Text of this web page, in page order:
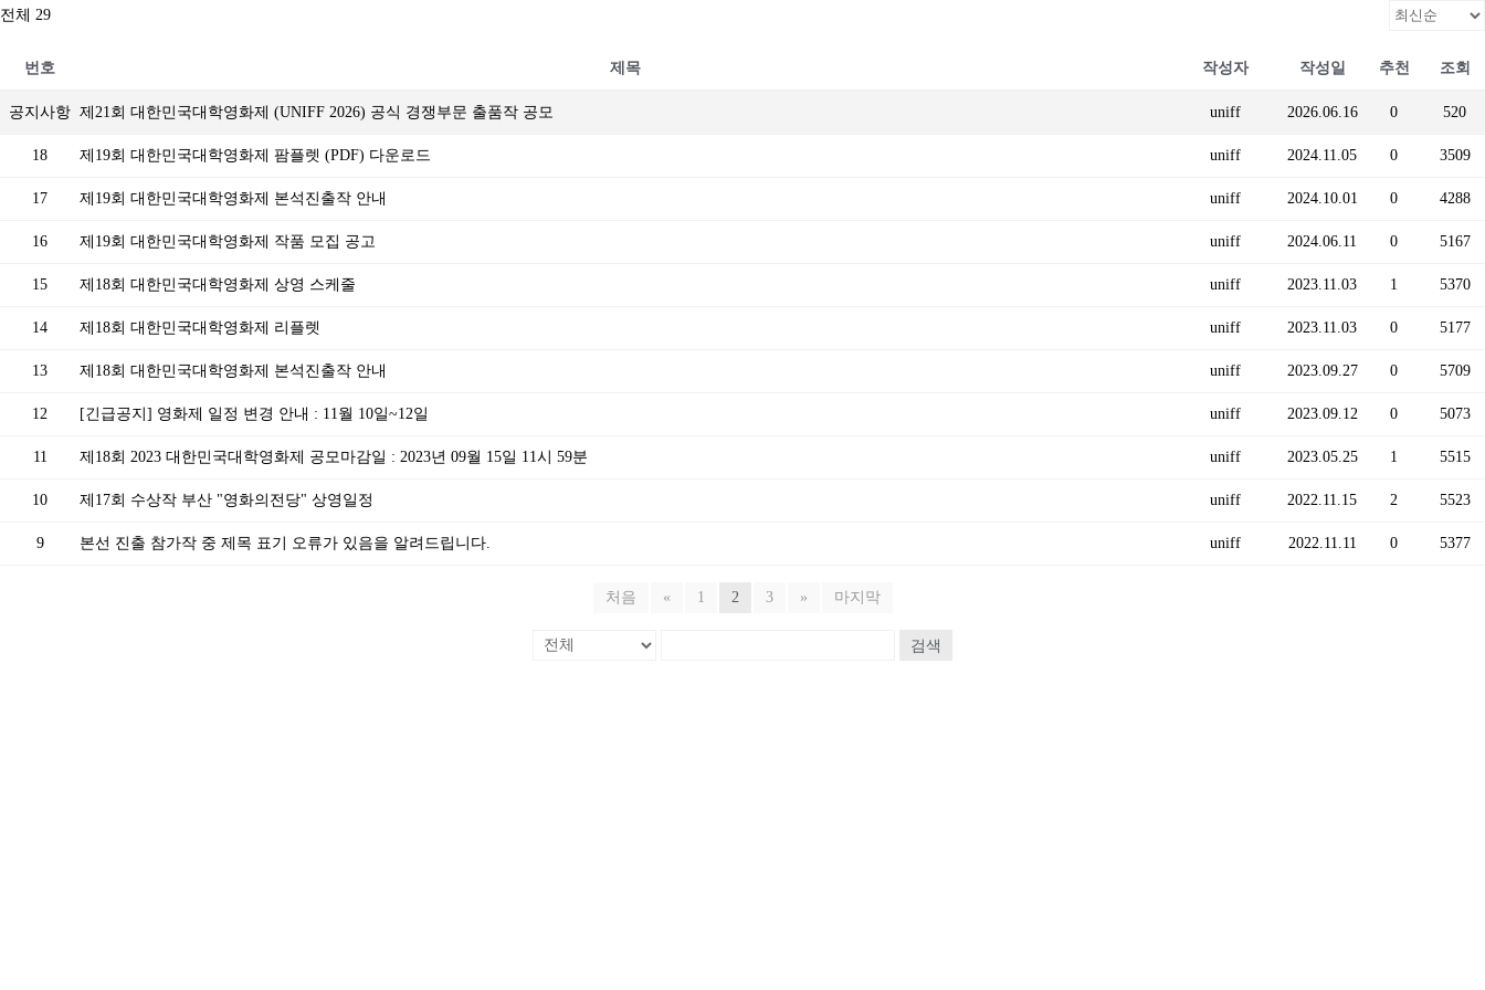
전체 29
번호 제목 작성자 작성일 추천 조회
공지사항 제21회 대한민국대학영화제 (UNIFF 2026) 공식 경쟁부문 출품작 공모 uniff 2026.06.16 0 520
18 제19회 대한민국대학영화제 팜플렛 (PDF) 다운로드 uniff 2024.11.05 0 3509
17 제19회 대한민국대학영화제 본석진출작 안내 uniff 2024.10.01 0 4288
16 제19회 대한민국대학영화제 작품 모집 공고 uniff 2024.06.11 0 5167
15 제18회 대한민국대학영화제 상영 스케줄 uniff 2023.11.03 1 5370
14 제18회 대한민국대학영화제 리플렛 uniff 2023.11.03 0 5177
13 제18회 대한민국대학영화제 본석진출작 안내 uniff 2023.09.27 0 5709
12 [긴급공지] 영화제 일정 변경 안내 : 11월 10일~12일 uniff 2023.09.12 0 5073
11 제18회 2023 대한민국대학영화제 공모마감일 : 2023년 09월 15일 11시 59분 uniff 2023.05.25 1 5515
10 제17회 수상작 부산 "영화의전당" 상영일정 uniff 2022.11.15 2 5523
9 본선 진출 참가작 중 제목 표기 오류가 있음을 알려드립니다. uniff 2022.11.11 0 5377
처음 « 1 2 3 » 마지막
검색